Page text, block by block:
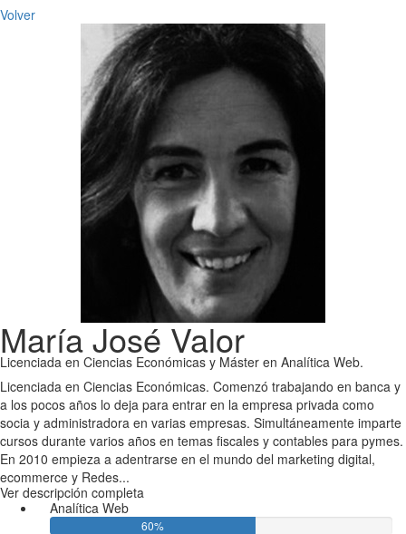
Volver
María José Valor
Licenciada en Ciencias Económicas y Máster en Analítica Web.
Licenciada en Ciencias Económicas. Comenzó trabajando en banca y
a los pocos años lo deja para entrar en la empresa privada como
socia y administradora en varias empresas. Simultáneamente imparte
cursos durante varios años en temas fiscales y contables para pymes.
En 2010 empieza a adentrarse en el mundo del marketing digital,
ecommerce y Redes...
Ver descripción completa
Analítica Web
60%